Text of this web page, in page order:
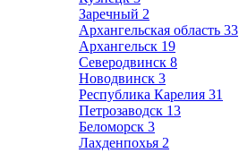
Заречный 2
Архангельская область 33
Архангельск 19
Северодвинск 8
Новодвинск 3
Республика Карелия 31
Петрозаводск 13
Беломорск 3
Лахденпохья 2